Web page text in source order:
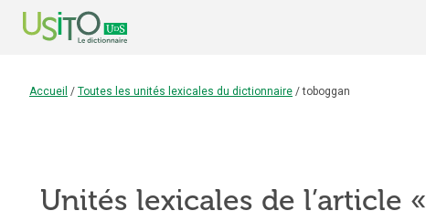
Accueil / Toutes les unités lexicales du dictionnaire / toboggan
Unités lexicales de l’article «